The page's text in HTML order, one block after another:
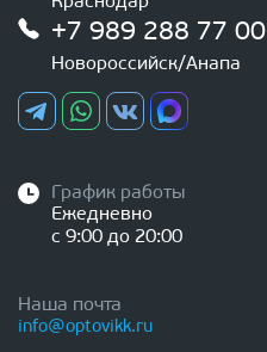
+7 989 288 77 00
Новороссийск/Анапа
График работы
Ежедневно
с 9:00 до 20:00
Наша почта
info@optovikk.ru